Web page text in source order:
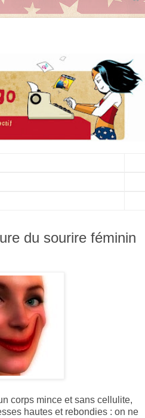
du sourire féminin
corps mince et sans cellulite,
hautes et rebondies : on ne